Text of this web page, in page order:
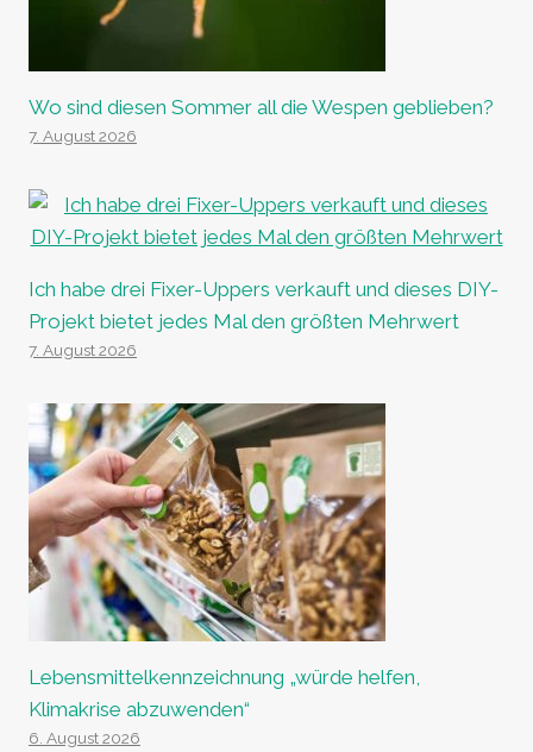
Wo sind diesen Sommer all die Wespen geblieben?
7. August 2026
Ich habe drei Fixer-Uppers verkauft und dieses DIY-
Projekt bietet jedes Mal den größten Mehrwert
7. August 2026
Lebensmittelkennzeichnung „würde helfen,
Klimakrise abzuwenden“
6. August 2026